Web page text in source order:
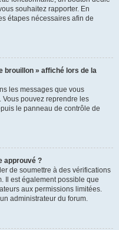
souhaitez rapporter. En
étapes nécessaires afin de
brouillon » affiché lors de la
les messages que vous
pouvez reprendre les
le panneau de contrôle de
approuvé ?
de soumettre à des vérifications
Il est également possible que
aux permissions limitées.
administrateur du forum.